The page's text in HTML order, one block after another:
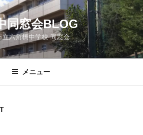
同窓会BLOG
立六角橋中学校 同窓会
メニュー